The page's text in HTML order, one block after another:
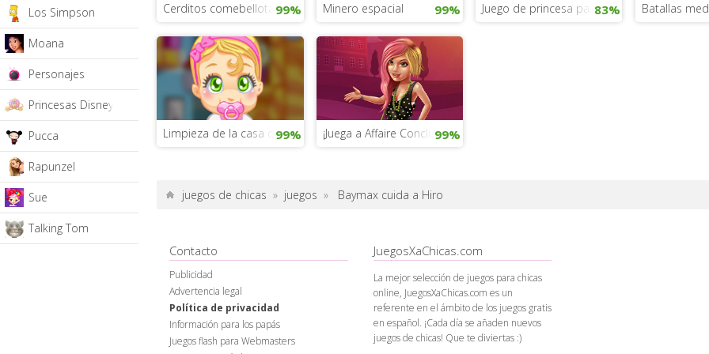
Los Simpson
Moana
Personajes
Princesas Disney
Pucca
Rapunzel
Sue
Talking Tom
Cerditos comebellotas99% Minero espacial 99% Juego de princesa para chicas de 5 años
83% Batallas
Limpieza de la casa del bebé
99% ¡Juega a Affaire Conclue!99%
juegos de chicas » juegos » Baymax cuida a Hiro
Contacto
Publicidad
Advertencia legal
Política de privacidad
Información para los papás
Juegos flash para Webmasters
JuegosXaChicas.com
La mejor selección de juegos para chicas
online, JuegosXaChicas.com es un
referente en el ámbito de los juegos gratis
en español. ¡Cada día se añaden nuevos
juegos de chicas! Que te diviertas :)